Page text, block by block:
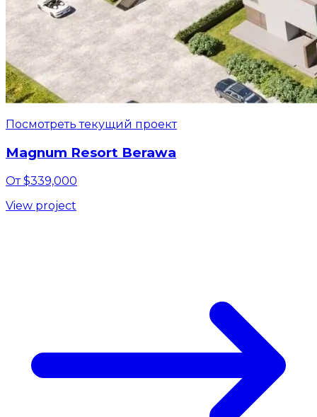
Посмотреть текущий проект
Magnum Resort Berawa
От $339,000
View project